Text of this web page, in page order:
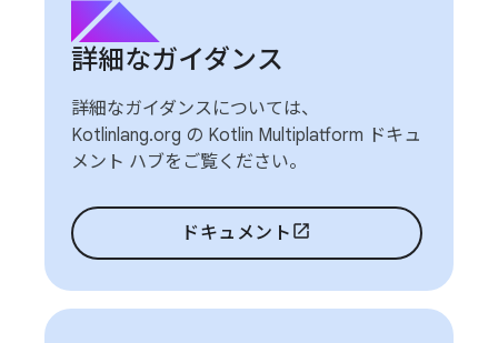
詳細なガイダンス
詳細なガイダンスについては、
Kotlinlang.org の Kotlin Multiplatform ドキュ
メント ハブをご覧ください。
ドキュメント